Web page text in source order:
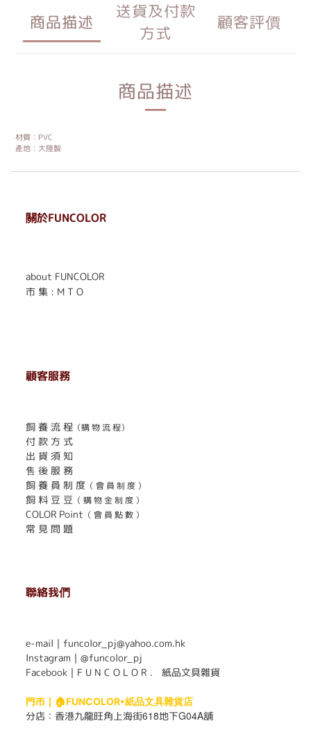
商品描述
送貨及付款
方式
顧客評價
商品描述
材質：PVC
產地：大陸製
關於FUNCOLOR
about FUNCOLOR
市 集 : M T O
顧客服務
飼 養 流 程 （購 物 流 程）
付 款 方 式
出 貨 須 知
售 後 服 務
飼 養 員 制 度 （ 會 員 制 度 ）
飼 料 豆 豆 （ 購 物 金 制 度 ）
COLOR Point （ 會 員 點 數 ）
常 見 問 題
聯絡我們
e-mail｜funcolor_pj@yahoo.com.hk
Instagram｜ @funcolor_pj
Facebook｜ F U N C O L O R ． 紙品文具雜貨
門市｜ 🏠FUNCOLOR•紙品文具雜貨店
分店： 香港九龍旺角上海街618地下G04A舖